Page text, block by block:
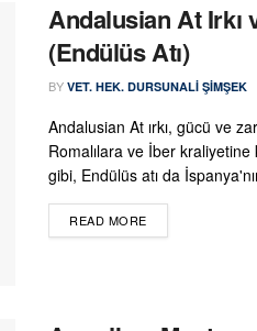
Andalusian At Irkı
(Endülüs Atı)
BY VET. HEK. DURSUNALI ŞIMŞEK
Andalusian At ırkı, gücü ve
Romalılara ve İber
gibi, Endülüs atı da
READ MOREDETAILS